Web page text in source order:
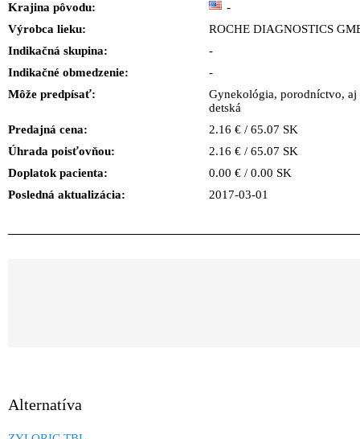
Krajina pôvodu:
-
Výrobca lieku:
ROCHE DIAGNOSTICS
Indikačná skupina:
-
Indikačné obmedzenie:
-
Môže predpísať:
Gynekológia, porodníctvo,
detská
Predajná cena:
2.16 € / 65.07 SK
Úhrada poisťovňou:
2.16 € / 65.07 SK
Doplatok pacienta:
0.00 € / 0.00 SK
Posledná aktualizácia:
2017-03-01
Alternatíva